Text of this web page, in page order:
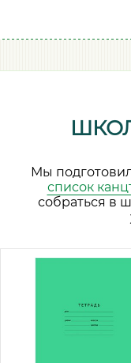
Мы
список
собраться в